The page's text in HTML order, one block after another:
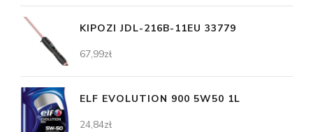
KIPOZI JDL-216B-11EU 33779
67,99zł
ELF EVOLUTION 900 5W50 1L
24,84zł